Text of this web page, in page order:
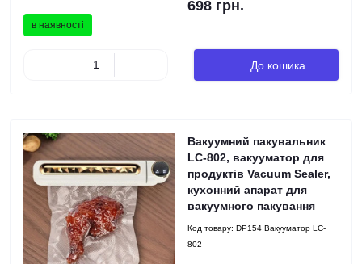
в наявності
698 грн.
До кошика
Вакуумний пакувальник
LC-802, вакууматор для
продуктів Vacuum Sealer,
кухонний апарат для
вакуумного пакування
Код товару: DP154 Вакууматор LC-
802